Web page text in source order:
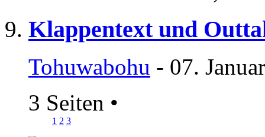
Klappentext und
Tohuwabohu - 07.
3 Seiten •
1 2 3